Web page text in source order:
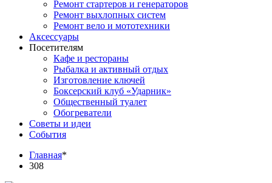
Ремонт стартеров и генераторов
Ремонт выхлопных систем
Ремонт вело и мототехники
Аксессуары
Посетителям
Кафе и рестораны
Рыбалка и активный отдых
Изготовление ключей
Боксерский клуб «Ударник»
Общественный туалет
Обогреватели
Советы и идеи
События
Главная*
308